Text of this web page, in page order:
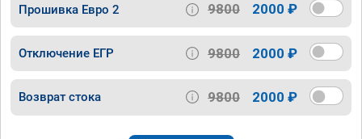
Прошивка Евро 2 9800 2000 ₽
Отключение ЕГР 9800 2000 ₽
Возврат стока 9800 2000 ₽